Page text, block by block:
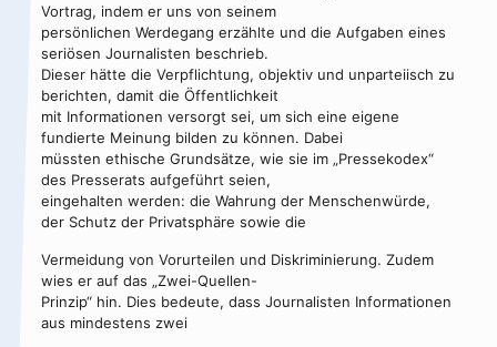
Vortrag, indem er uns von seinem
persönlichen Werdegang erzählte und die Aufgaben eines
seriösen Journalisten beschrieb.
Dieser hätte die Verpflichtung, objektiv und unparteiisch zu
berichten, damit die Öffentlichkeit
mit Informationen versorgt sei, um sich eine eigene
fundierte Meinung bilden zu können. Dabei
müssten ethische Grundsätze, wie sie im „Pressekodex“
des Presserats aufgeführt seien,
eingehalten werden: die Wahrung der Menschenwürde,
der Schutz der Privatsphäre sowie die
Vermeidung von Vorurteilen und Diskriminierung. Zudem
wies er auf das „Zwei-Quellen-
Prinzip“ hin. Dies bedeute, dass Journalisten Informationen
aus mindestens zwei